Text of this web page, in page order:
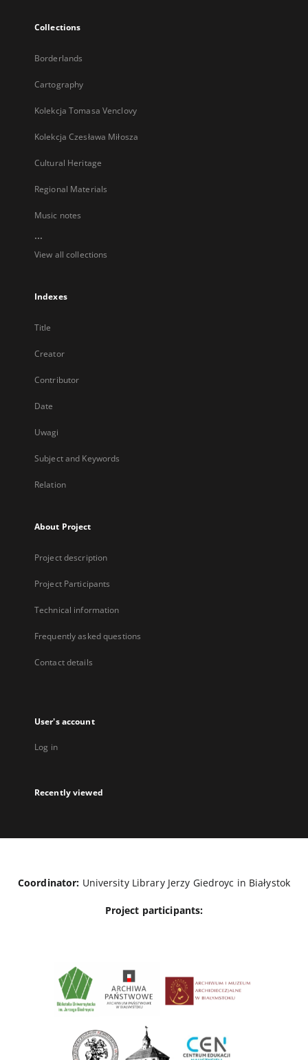
Collections
Borderlands
Cartography
Kolekcja Tomasa Venclovy
Kolekcja Czesława Miłosza
Cultural Heritage
Regional Materials
Music notes
...
View all collections
Indexes
Title
Creator
Contributor
Date
Uwagi
Subject and Keywords
Relation
About Project
Project description
Project Participants
Technical information
Frequently asked questions
Contact details
User's account
Log in
Recently viewed
Coordinator: University Library Jerzy Giedroyc in Białystok
Project participants: